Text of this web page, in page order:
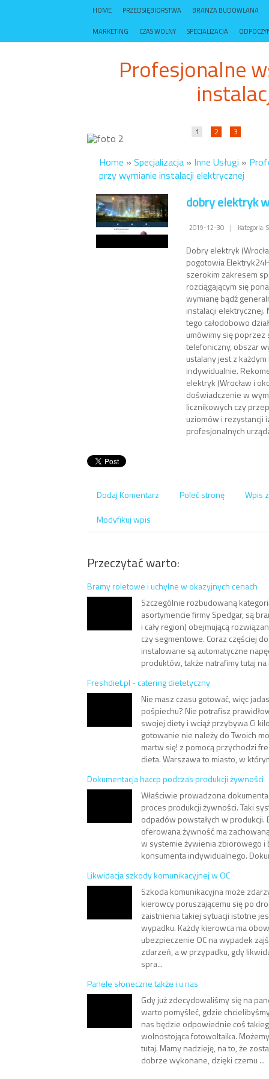
HOME PRZEDSIĘBIORSTWA BRANŻA BUDOWLANA
MARKETING CZAS WOLNY SPECJALIZACJA
Profesjonalne
1 2 3
Home » Specjalizacja » Inne Usługi »
przy wymianie instalacji elektrycznej
dobry elektryk
2019-12-30 | Kategoria:
Dobry elektryk
pogotowia
szerokim zakresem
rozciągającym się
wymianę bądź
instalacji elektrycznej.
tego całodobowo
umówimy się poprzez
telefoniczny, obszar
ustalany jest z
indywidualnie.
elektryk (Wrocław i
doświadczenie w
licznikowych czy
uziomów i rezystancji
profesjonalnych
Dodaj Komentarz Poleć stronę
Wpis
Modyfikuj wpis
Przeczytać warto:
Bramy roletowe i uchylne w okazyjnych cenach
Szczególnie rozbudowaną
asortymencie firmy Spedgar, są
i cały region) obejmującą
czy segmentowe. Coraz częściej
instalowane są automatyczne
produktów, także natrafimy tutaj na
Freshdiet.pl - catering dietetyczny
Nie masz czasu gotować, więc
pośpiechu? Nie potrafisz
swojej diety i wciąż przybywa Ci
gotowanie nie należy do Twoich
martw się! z pomocą przychodzi
dieta. Warszawa to miasto, w
Dokumentacja haccp podczas produkcji żywności
Właściwie prowadzona
proces produkcji żywności. Taki
odpadów powstałych w produkcji.
oferowana żywność ma
w systemie żywienia zbiorowego
konsumenta indywidualnego.
Likwidacja szkody komunikacyjnej w OC
Szkoda komunikacyjna może
kierowcy poruszającemu się po
zaistnienia takiej sytuacji istotne
wypadku. Każdy kierowca ma
ubezpieczenie OC na wypadek
zdarzeń, a w przypadku, gdy
spra...
Panele słoneczne także i u nas
Gdy już zdecydowaliśmy się na
warto pomyśleć, gdzie
nas będzie odpowiednie coś
wolnostojąca fotowoltaika.
tutaj. Mamy nadzieję, na to, że
dobrze wykonane, dzięki czemu ...